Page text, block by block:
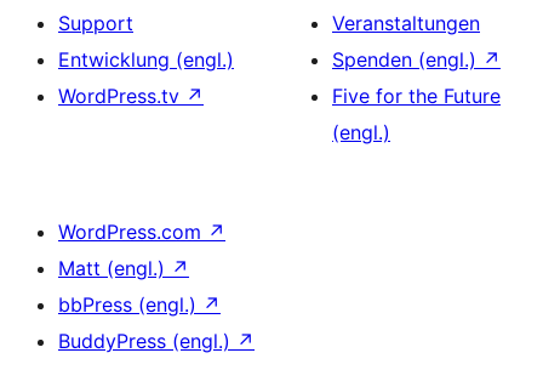
Support
Entwicklung (engl.)
WordPress.tv ↗
Veranstaltungen
Spenden (engl.) ↗
Five for the Future
(engl.)
WordPress.com ↗
Matt (engl.) ↗
bbPress (engl.) ↗
BuddyPress (engl.) ↗